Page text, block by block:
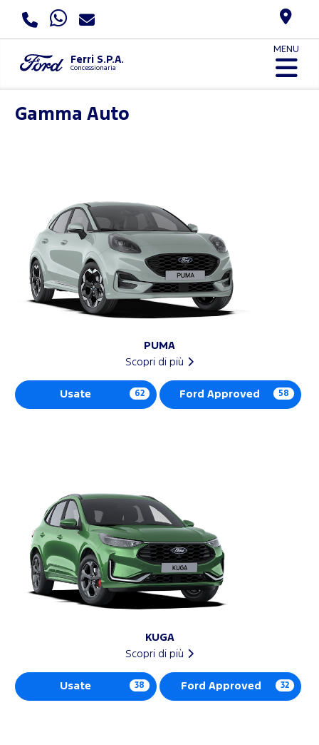
Ferri S.P.A.
Concessionaria
MENU
Gamma Auto
PUMA
Scopri di più
Usate 62 Ford Approved 58
KUGA
Scopri di più
Usate 38 Ford Approved 32